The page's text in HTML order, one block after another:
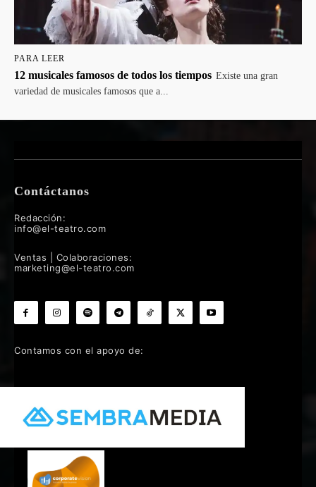
PARA LEER
12 musicales famosos de todos los tiempos Existe una gran
variedad de musicales famosos que a...
Contáctanos
Redacción:
info@el-teatro.com
Ventas | Colaboraciones:
marketing@el-teatro.com
Contamos con el apoyo de: